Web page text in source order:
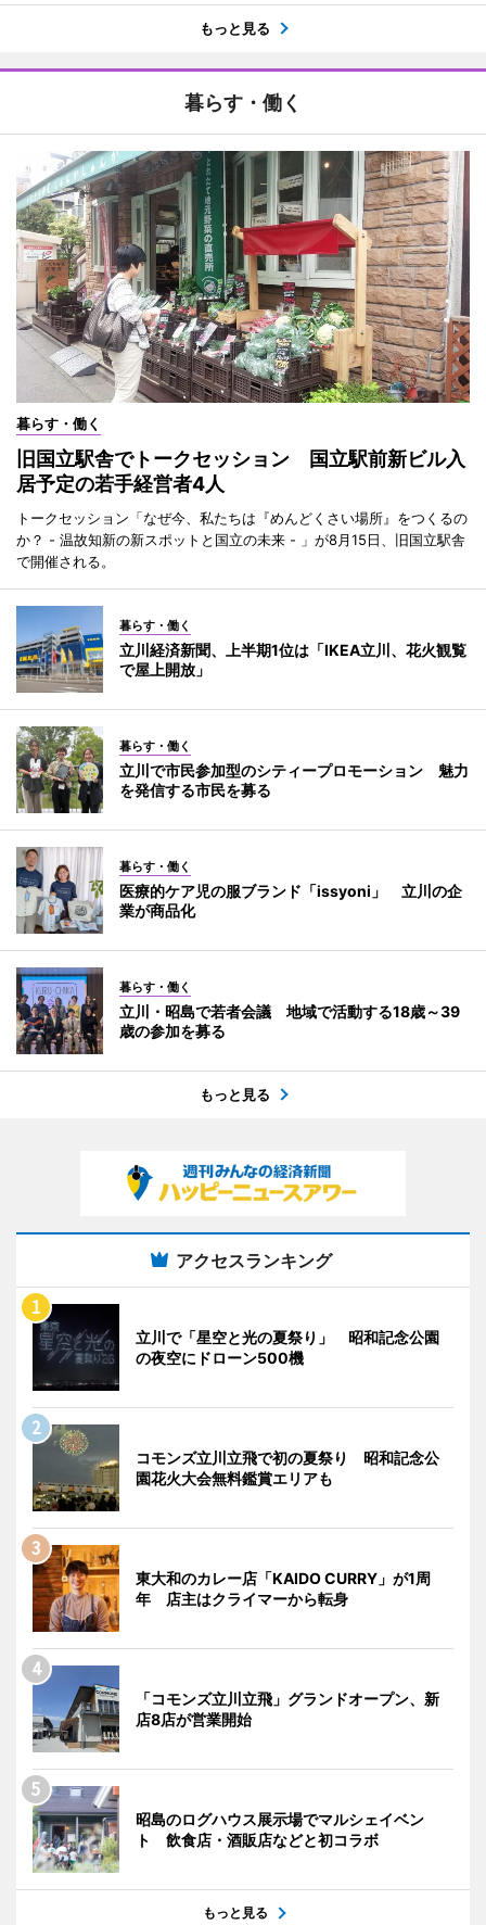
もっと見る
暮らす・働く
暮らす・働く
旧国立駅舎でトークセッション 国立駅前新ビル入
居予定の若手経営者4人
トークセッション「なぜ今、私たちは『めんどくさい場所』をつくるの
か？ - 温故知新の新スポットと国立の未来 - 」が8月15日、旧国立駅舎
で開催される。
暮らす・働く
立川経済新聞、上半期1位は「IKEA立川、花火観覧
で屋上開放」
暮らす・働く
立川で市民参加型のシティープロモーション 魅力
を発信する市民を募る
暮らす・働く
医療的ケア児の服ブランド「issyoni」 立川の企
業が商品化
暮らす・働く
立川・昭島で若者会議 地域で活動する18歳～39
歳の参加を募る
もっと見る
アクセスランキング
立川で「星空と光の夏祭り」 昭和記念公園
の夜空にドローン500機
コモンズ立川立飛で初の夏祭り 昭和記念公
園花火大会無料鑑賞エリアも
東大和のカレー店「KAIDO CURRY」が1周
年 店主はクライマーから転身
「コモンズ立川立飛」グランドオープン、新
店8店が営業開始
昭島のログハウス展示場でマルシェイベン
ト 飲食店・酒販店などと初コラボ
もっと見る